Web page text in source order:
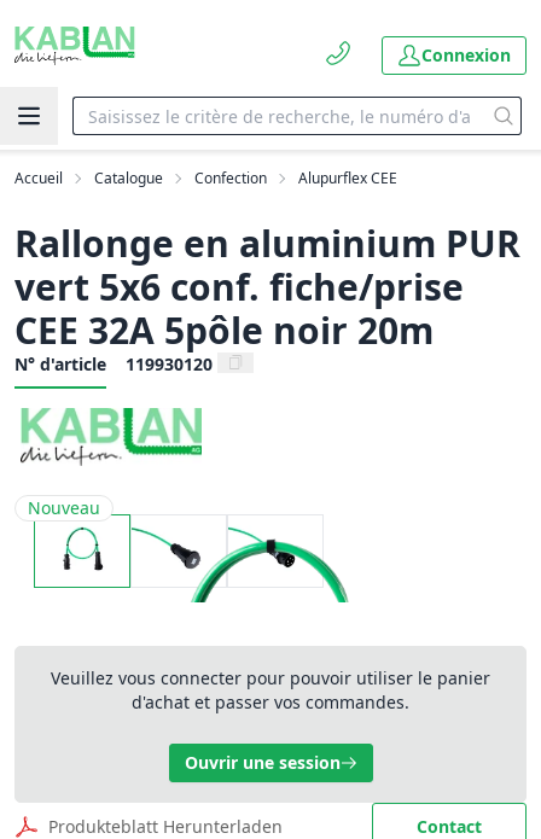
Connexion
Accueil Catalogue Confection Alupurflex CEE
Rallonge en aluminium PUR
vert 5x6 conf. fiche/prise
CEE 32A 5pôle noir 20m
N° d'article 119930120
Nouveau
Veuillez vous connecter pour pouvoir utiliser le panier
d'achat et passer vos commandes.
Ouvrir une session
Produkteblatt Herunterladen Contact